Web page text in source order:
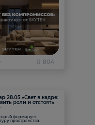
804
28.05 «Свет в кадре:
роли и отстоять
формирует
пространства.